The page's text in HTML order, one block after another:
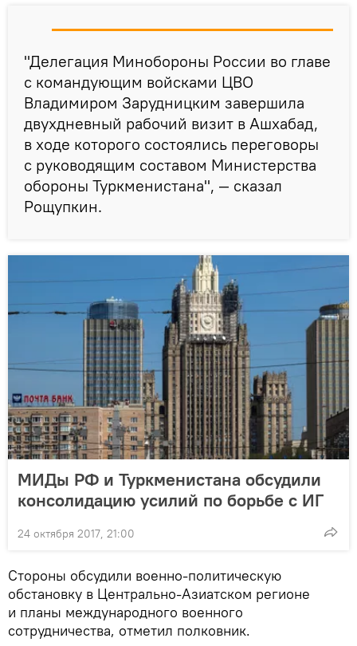
"Делегация Минобороны России во главе
с командующим войсками ЦВО
Владимиром Зарудницким завершила
двухдневный рабочий визит в Ашхабад,
в ходе которого состоялись переговоры
с руководящим составом Министерства
обороны Туркменистана", — сказал
Рощупкин.
МИДы РФ и Туркменистана обсудили
консолидацию усилий по борьбе с ИГ
24 октября 2017, 21:00
Стороны обсудили военно-политическую
обстановку в Центрально-Азиатском регионе
и планы международного военного
сотрудничества, отметил полковник.